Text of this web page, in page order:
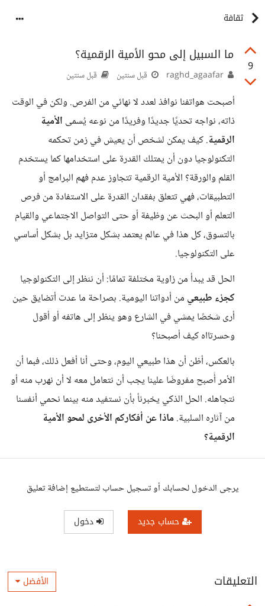
ثقافة
9
ما السبيل إلى محو الأمية الرقمية؟
قبل سنتين قبل سنتين
أصبحت هواتفنا نوافذ لعدد لا نهائي من الفرص. ولكن في الوقت
ذاته، نواجه تحديًا جديدًا وفريدًا من نوعه يُسمى الأمية
الرقمية. كيف يمكن لشخص أن يعيش في زمن تحكمه
التكنولوجيا دون أن يمتلك القدرة على استخدامها كما يستخدم
القلم والورقة؟ الأمية الرقمية تتجاوز عدم فهم البرامج أو
التطبيقات، فهي تتعلق بفقدان القدرة على الاستفادة من فرص
التعلم أو البحث عن وظيفة أو حتى التواصل الاجتماعي والقيام
بالتسوق، كل هذا في عالم يعتمد بشكل متزايد بل بشكل أساسي
على التكنولوجيا.
الحل قد يبدأ من زاوية مختلفة تمامًا: أن ننظر إلى التكنولوجيا
كجزء طبيعي من أدواتنا اليومية. بصراحة ما عدت أتضايق حين
أرى شخصًا يمشي في الشارع وهو ينظر إلى هاتفه أو أقول
وحسرتااه كيف أصبحنا؟
بالعكس، أظن أن هذا طبيعي اليوم، وحتى أنا أفعل ذلك، فبما أن
الأمر أًصبح مفروضَا علينا يجب أن نتعامل معه لا أن نهرب منه أو
نتجاهله. الحل الذكي يخبرنأ بأن نستفيد منه بينما نحمي أنفسنا
من آثاره السلبية.ماذا عن أفكاركم الأخرى لمحو الأمية
الرقمية؟
يرجى الدخول لحسابك أو تسجيل حساب لتستطيع إضافة تعليق
حساب جديد دخول
التعليقات الأفضل